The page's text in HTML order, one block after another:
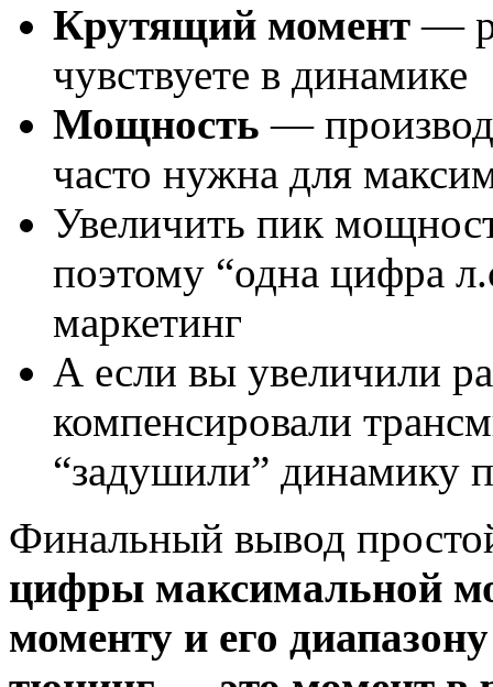
Крутящий момент —
чувствуете в динамике
Мощность —
часто нужна для
Увеличить пик
поэтому “одна цифра
маркетинг
А если вы увеличили
компенсировали
“задушили” динамику
Финальный вывод
цифры максимальной
моменту и его